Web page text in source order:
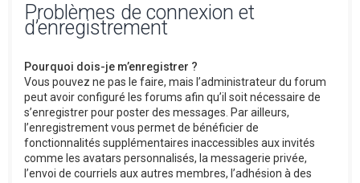
Problèmes de connexion et
d’enregistrement
Pourquoi dois-je m’enregistrer ?
Vous pouvez ne pas le faire, mais l’administrateur du forum
peut avoir configuré les forums afin qu’il soit nécessaire de
s’enregistrer pour poster des messages. Par ailleurs,
l’enregistrement vous permet de bénéficier de
fonctionnalités supplémentaires inaccessibles aux invités
comme les avatars personnalisés, la messagerie privée,
l’envoi de courriels aux autres membres, l’adhésion à des